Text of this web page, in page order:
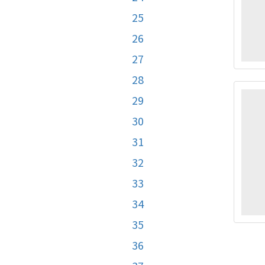
25
26
27
28
29
30
31
32
33
34
35
36